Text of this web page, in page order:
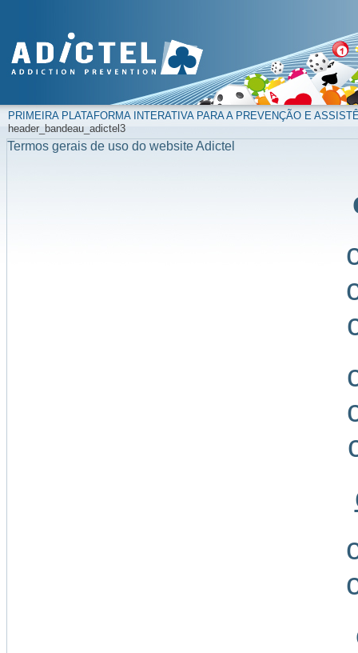
PRIMEIRA PLATAFORMA INTERATIVA PARA A PREVENÇÃO E
header_bandeau_adictel3
Termos gerais de uso do website Adictel